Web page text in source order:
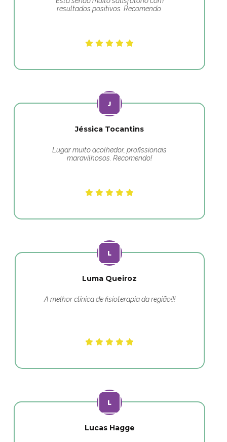
resultados positivos. Recomendo.
Jéssica Tocantins
Lugar muito acolhedor, profissionais
maravilhosos. Recomendo!
Luma Queiroz
A melhor clínica de fisioterapia da região!!!
Lucas Hagge